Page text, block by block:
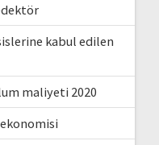
kabul edilen
maliyeti 2020